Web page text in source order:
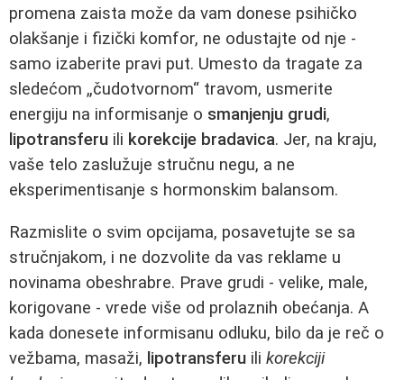
promena zaista može da vam donese psihičko
olakšanje i fizički komfor, ne odustajte od nje -
samo izaberite pravi put. Umesto da tragate za
sledećom „čudotvornom“ travom, usmerite
energiju na informisanje o smanjenju grudi,
lipotransferu ili korekcije bradavica. Jer, na kraju,
vaše telo zaslužuje stručnu negu, a ne
eksperimentisanje s hormonskim balansom.
Razmislite o svim opcijama, posavetujte se sa
stručnjakom, i ne dozvolite da vas reklame u
novinama obeshrabre. Prave grudi - velike, male,
korigovane - vrede više od prolaznih obećanja. A
kada donesete informisanu odluku, bilo da je reč o
vežbama, masaži, lipotransferu ili korekciji